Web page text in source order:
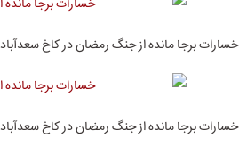
خسارات برجا مانده از جنگ رمضان در کاخ سعدآباد
خسارات برجا مانده از جنگ رمضان در کاخ سعدآباد